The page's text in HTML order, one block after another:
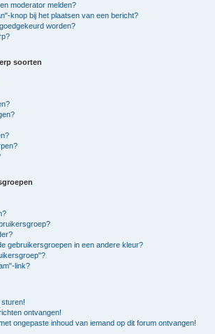
moderator melden?
knop bij het plaatsen van een bericht?
worden?
soorten
gebruikersgroepen in een andere kleur?
link?
sturen!
ontvangen!
ongepaste inhoud van iemand op dit forum ontvangen!